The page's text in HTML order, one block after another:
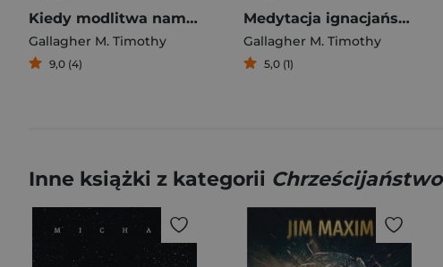
Kiedy modlitwa nam nie wychodzi Św. Ignacy uczy jak pokonywać przeszkody w życiu duchowym
Gallagher M. Timothy
9,0 (4)
Medytacja ignacjańska Wprowadzenie do modlitwy Pismem Świętym
Gallagher M. Timothy
5,0 (1)
Inne książki z kategorii Chrześcijaństwo